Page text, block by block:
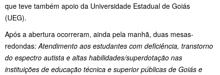
que teve também apoio da Universidade Estadual de Goiás
(UEG).
Após a abertura ocorreram, ainda pela manhã, duas mesas-
redondas: Atendimento aos estudantes com deficiência, transtorno
do espectro autista e altas habilidades/superdotação nas
instituições de educação técnica e superior públicas de Goiás e